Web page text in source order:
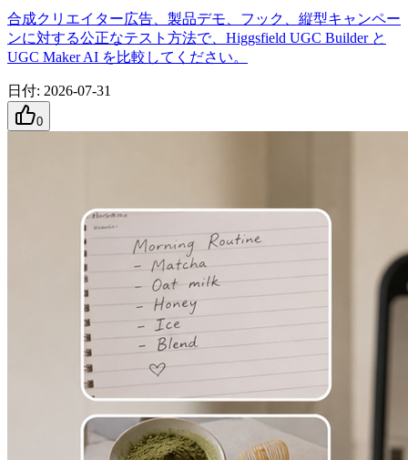
合成クリエイター広告、製品デモ、フック、縦型キャンペー
ンに対する公正なテスト方法で、Higgsfield UGC Builder と
UGC Maker AI を比較してください。
日付: 2026-07-31
0